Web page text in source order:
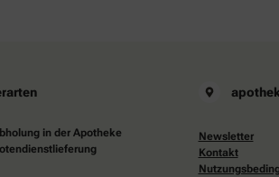
in der Apotheke
Newsletter
Kontakt